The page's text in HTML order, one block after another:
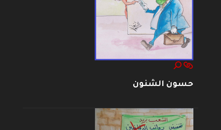
حسون الشنون